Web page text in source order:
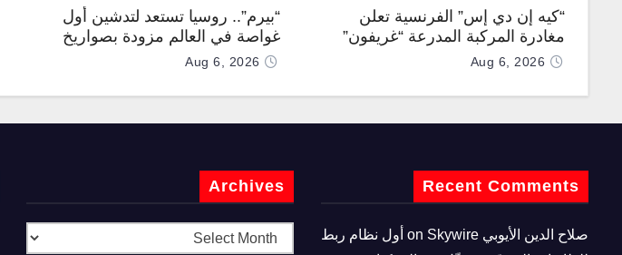
“كيه إن دي إس” الفرنسية تعلن
مغادرة المركبة المدرعة “غريفون”
رقم 1000 لخط الإنتاجAug 6, 2026
“بيرم”.. روسيا تستعد لتدشين أول
غواصة في العالم مزودة بصواريخ
كروز فرط صوتية
Aug 6, 2026
Recent Comments
صلاح الدين الأيوبي
Skywire أول نظام ربط
Archives